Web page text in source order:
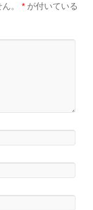
。 * が付いている